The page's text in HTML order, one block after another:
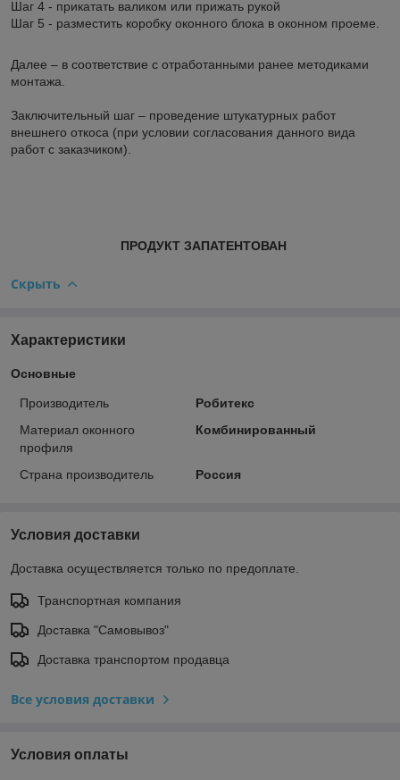
Шаг 4 - прикатать валиком или прижать рукой
Шаг 5 - разместить коробку оконного блока в оконном проеме.
Далее – в соответствие с отработанными ранее методиками
монтажа.
Заключительный шаг – проведение штукатурных работ
внешнего откоса (при условии согласования данного вида
работ с заказчиком).
ПРОДУКТ ЗАПАТЕНТОВАН
Скрыть
Характеристики
Основные
Производитель
Робитекс
Материал оконного
профиля
Комбинированный
Страна производитель Россия
Условия доставки
Доставка осуществляется только по предоплате.
Транспортная компания
Доставка "Самовывоз"
Доставка транспортом продавца
Все условия доставки
Условия оплаты